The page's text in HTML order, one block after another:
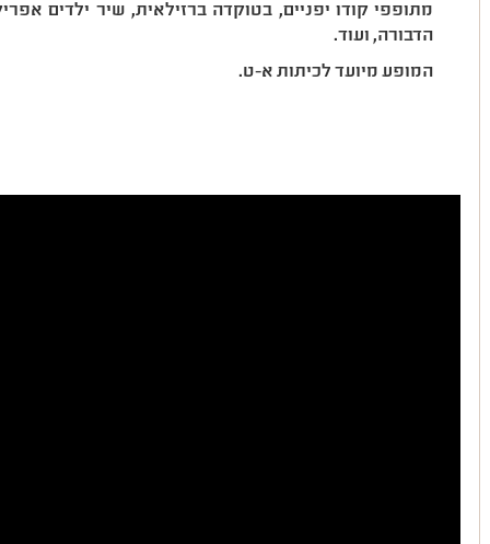
מתופפי קודו יפניים, בטוקדה ברזילאית, שיר ילדים
הדבורה, ועוד.
המופע מיועד לכיתות א-ט.